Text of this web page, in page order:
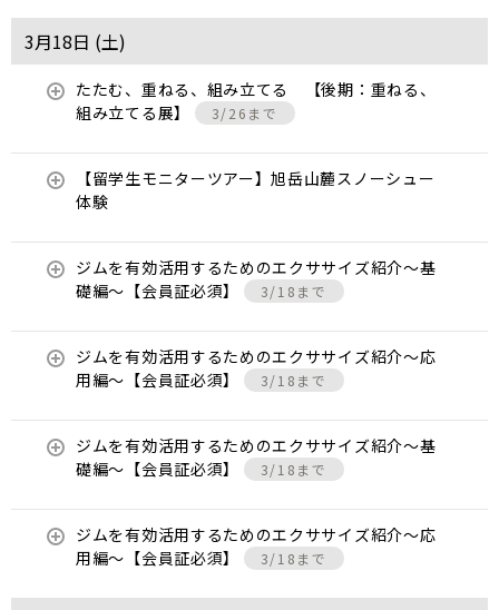
3月18日 (土)
たたむ、重ねる、組み立てる 【後期：重ねる、
組み立てる展】
3/26まで
【留学生モニターツアー】旭岳山麓スノーシュー
体験
ジムを有効活用するためのエクササイズ紹介〜基
礎編〜【会員証必須】
3/18まで
ジムを有効活用するためのエクササイズ紹介〜応
用編〜【会員証必須】
3/18まで
ジムを有効活用するためのエクササイズ紹介〜基
礎編〜【会員証必須】
3/18まで
ジムを有効活用するためのエクササイズ紹介〜応
用編〜【会員証必須】
3/18まで